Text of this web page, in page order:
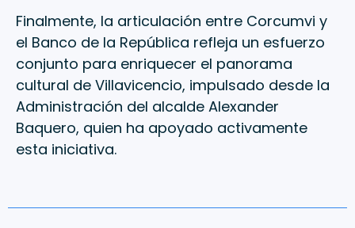
Finalmente, la articulación entre Corcumvi y
el Banco de la República refleja un esfuerzo
conjunto para enriquecer el panorama
cultural de Villavicencio, impulsado desde la
Administración del alcalde Alexander
Baquero, quien ha apoyado activamente
esta iniciativa.